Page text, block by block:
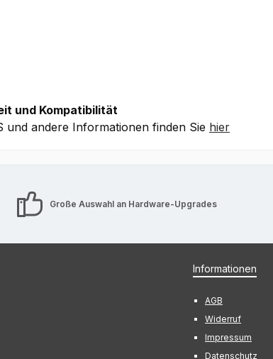
und Kompatibilität
und andere Informationen finden Sie hier
Große Auswahl an Hardware-Upgrades
Informationen
AGB
Widerruf
Impressum
Datenschutz